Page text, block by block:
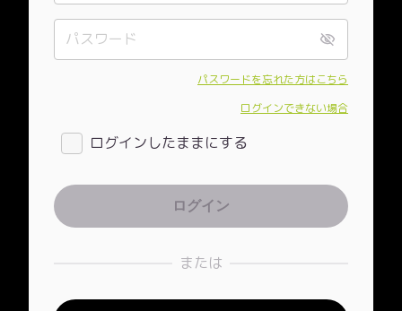
パスワードを忘れた方はこちら
ログインできない場合
ログインしたままにする
または